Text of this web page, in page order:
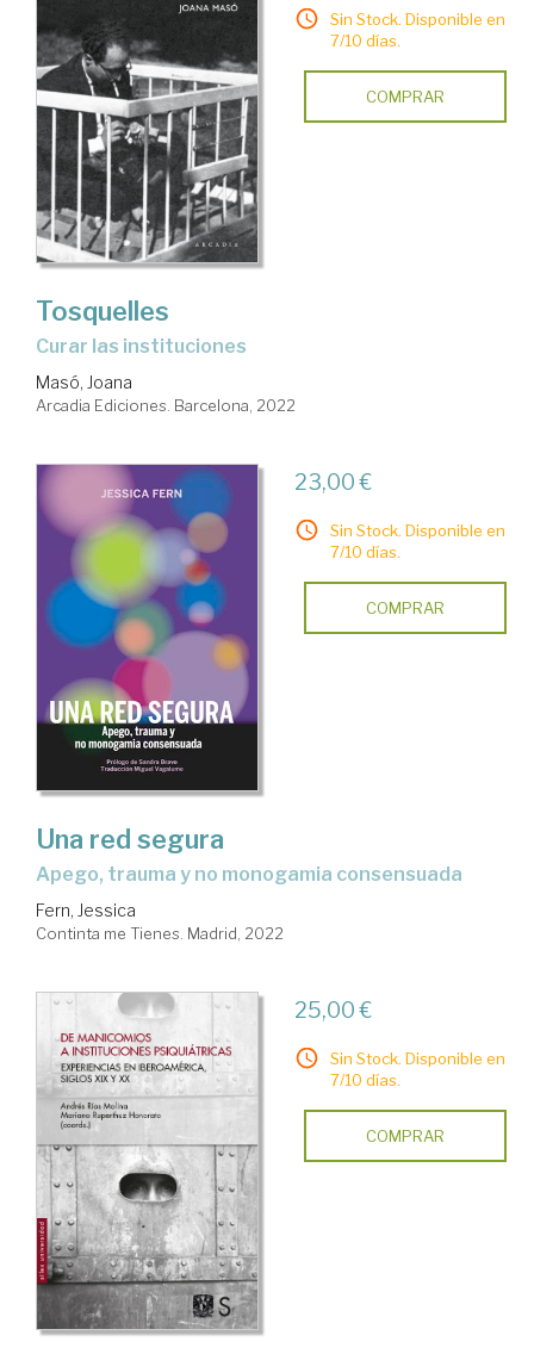
Sin Stock. Disponible en
7/10 días.
COMPRAR
Tosquelles
Curar las instituciones
Masó, Joana
Arcadia Ediciones. Barcelona, 2022
23,00 €
Sin Stock. Disponible en
7/10 días.
COMPRAR
Una red segura
apego, trauma y no monogamia consensuada
Fern, Jessica
Continta me Tienes. Madrid, 2022
25,00 €
Sin Stock. Disponible en
7/10 días.
COMPRAR